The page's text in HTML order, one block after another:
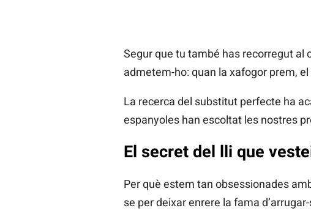
Segur que tu també has recorregut al
admetem-ho: quan la xafogor prem,
La recerca del substitut perfecte ha
espanyoles han escoltat les nostres
El secret del lli que
Per què estem tan obsessionades
se per deixar enrere la fama